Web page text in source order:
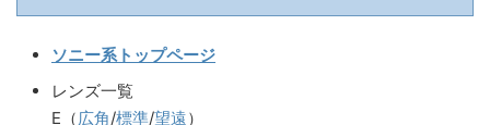
ソニー系トップページ
レンズ一覧
E（広角/標準/望遠）